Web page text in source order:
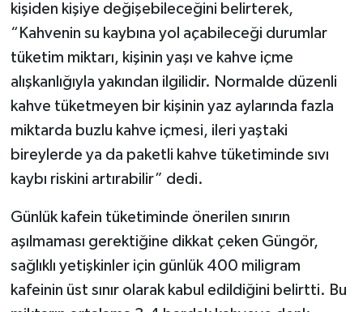
kişiden kişiye değişebileceğini belirterek,
“Kahvenin su kaybına yol açabileceği durumlar
tüketim miktarı, kişinin yaşı ve kahve içme
alışkanlığıyla yakından ilgilidir. Normalde düzenli
kahve tüketmeyen bir kişinin yaz aylarında fazla
miktarda buzlu kahve içmesi, ileri yaştaki
bireylerde ya da paketli kahve tüketiminde sıvı
kaybı riskini artırabilir” dedi.
Günlük kafein tüketiminde önerilen sınırın
aşılmaması gerektiğine dikkat çeken Güngör,
sağlıklı yetişkinler için günlük 400 miligram
kafeinin üst sınır olarak kabul edildiğini belirtti. Bu